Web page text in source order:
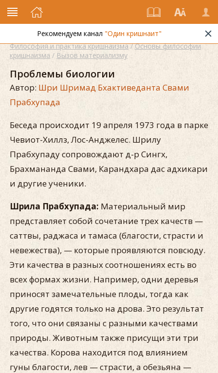
Рекомендуем канал "Один кришнаит"
Философия и практика кришнаизма/Основы философии
кришнаизма / Вызов материализму
Проблемы биологии
Автор: Шри Шримад Бхактиведанта Свами
Прабхупада
Беседа происходит 19 апреля 1973 года в парке
Чевиот-Хиллз, Лос-Анджелес. Шрилу
Прабхупаду сопровождают д-р Сингх,
Брахмананда Свами, Карандхара дас адхикари
и другие ученики.
Шрила Прабхупада: Материальный мир
представляет собой сочетание трех качеств —
саттвы, раджаса и тамаса (благости, страсти и
невежества), — которые проявляются повсюду.
Эти качества в разных соотношениях есть во
всех формах жизни. Например, одни деревья
приносят замечательные плоды, тогда как
другие годятся только на дрова. Это результат
того, что они связаны с разными качествами
природы. Животным также присущи эти три
качества. Корова находится под влиянием
гуны благости, лев — страсти, а обезьяна —